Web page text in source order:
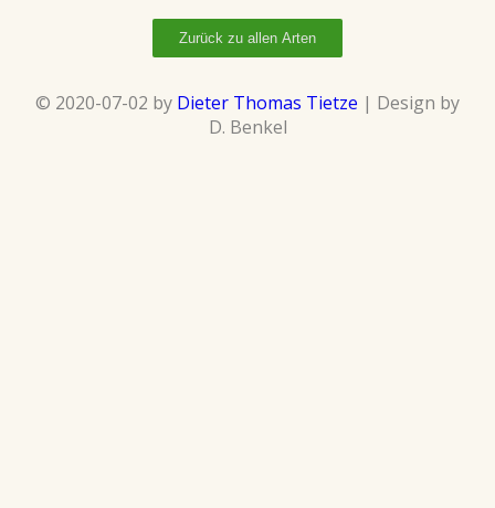
Zurück zu allen Arten
© 2020-07-02 by Dieter Thomas Tietze | Design by
D. Benkel